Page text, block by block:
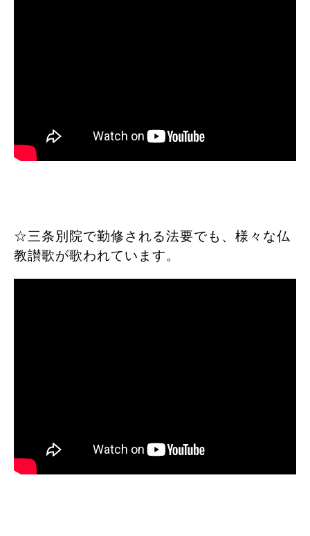
☆三条別院で勤修される法要でも、様々な仏
教讃歌が歌われています。